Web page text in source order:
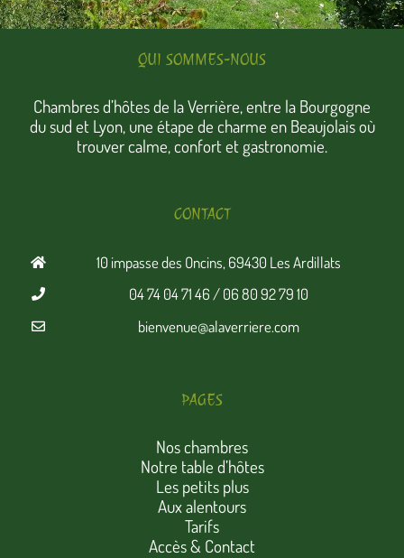
QUI SOMMES-NOUS
Chambres d’hôtes de la Verrière, entre la Bourgogne
du sud et Lyon, une étape de charme en Beaujolais où
trouver calme, confort et gastronomie.
CONTACT
10 impasse des Oncins, 69430 Les Ardillats
04 74 04 71 46 / 06 80 92 79 10
bienvenue@alaverriere.com
PAGES
Nos chambres
Notre table d’hôtes
Les petits plus
Aux alentours
Tarifs
Accès & Contact